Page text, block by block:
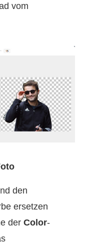
vom
den
ersetzen
der Color-